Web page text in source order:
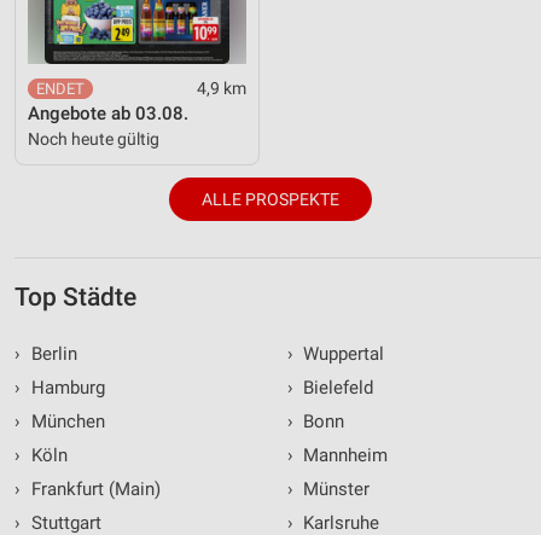
4,9 km
Angebote ab 03.08.
Noch heute gültig
ALLE PROSPEKTE
Top Städte
›
Berlin
›
Hamburg
›
München
›
Köln
›
Frankfurt (Main)
› Stuttgart
› Wuppertal
› Bielefeld
› Bonn
› Mannheim
› Münster
› Karlsruhe